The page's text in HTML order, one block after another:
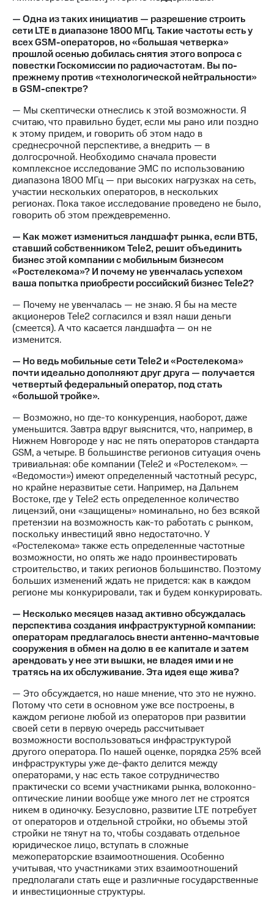
— Одна из таких инициатив — разрешение строить
сети LTE в диапазоне 1800 МГц. Такие частоты есть у
всех GSM-операторов, но «большая четверка»
прошлой осенью добилась снятия этого вопроса с
повестки Госкомиссии по радиочастотам. Вы по-
прежнему против «технологической нейтральности»
в GSM-спектре?
— Мы скептически отнеслись к этой возможности. Я
считаю, что правильно будет, если мы рано или поздно
к этому придем, и говорить об этом надо в
среднесрочной перспективе, а внедрить — в
долгосрочной. Необходимо сначала провести
комплексное исследование ЭМС по использованию
диапазона 1800 МГц — при высоких нагрузках на сеть,
участии нескольких операторов, в нескольких
регионах. Пока такое исследование проведено не было,
говорить об этом преждевременно.
— Как может измениться ландшафт рынка, если ВТБ,
ставший собственником Tele2, решит объединить
бизнес этой компании с мобильным бизнесом
«Ростелекома»? И почему не увенчалась успехом
ваша попытка приобрести российский бизнес Tele2?
— Почему не увенчалась — не знаю. Я бы на месте
акционеров Tele2 согласился и взял наши деньги
(смеется). А что касается ландшафта — он не
изменится.
— Но ведь мобильные сети Tele2 и «Ростелекома»
почти идеально дополняют друг друга — получается
четвертый федеральный оператор, под стать
«большой тройке».
— Возможно, но где-то конкуренция, наоборот, даже
уменьшится. Завтра вдруг выяснится, что, например, в
Нижнем Новгороде у нас не пять операторов стандарта
GSM, а четыре. В большинстве регионов ситуация очень
тривиальная: обе компании (Tele2 и «Ростелеком». —
«Ведомости») имеют определенный частотный ресурс,
но крайне неразвитые сети. Например, на Дальнем
Востоке, где у Tele2 есть определенное количество
лицензий, они «защищены» номинально, но без всякой
претензии на возможность как-то работать с рынком,
поскольку инвестиций явно недостаточно. У
«Ростелекома» также есть определенные частотные
возможности, но опять же надо проинвестировать
строительство, и таких регионов большинство. Поэтому
больших изменений ждать не придется: как в каждом
регионе мы конкурировали, так и будем конкурировать.
— Несколько месяцев назад активно обсуждалась
перспектива создания инфраструктурной компании:
операторам предлагалось внести антенно-мачтовые
сооружения в обмен на долю в ее капитале и затем
арендовать у нее эти вышки, не владея ими и не
тратясь на их обслуживание. Эта идея еще жива?
— Это обсуждается, но наше мнение, что это не нужно.
Потому что сети в основном уже все построены, в
каждом регионе любой из операторов при развитии
своей сети в первую очередь рассчитывает
возможности воспользоваться инфраструктурой
другого оператора. По нашей оценке, порядка 25% всей
инфраструктуры уже де-факто делится между
операторами, у нас есть такое сотрудничество
практически со всеми участниками рынка, волоконно-
оптические линии вообще уже много лет не строятся
никем в одиночку. Безусловно, развитие LTE потребует
от операторов и отдельной стройки, но объемы этой
стройки не тянут на то, чтобы создавать отдельное
юридическое лицо, вступать в сложные
межоператорские взаимоотношения. Особенно
учитывая, что участниками этих взаимоотношений
предполагали стать еще и различные государственные
и инвестиционные структуры.